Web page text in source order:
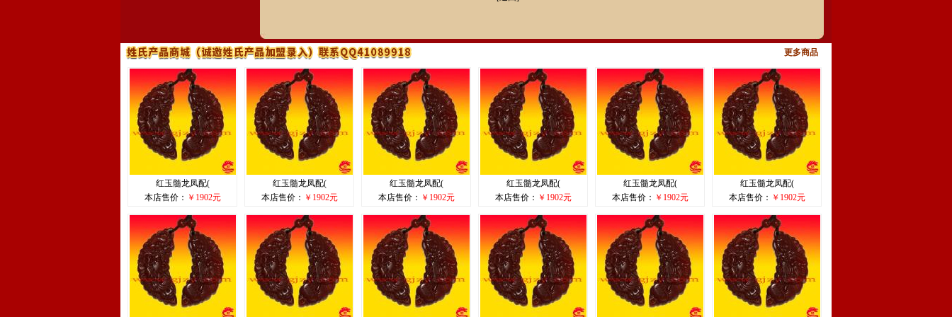
更多商品
红玉髓龙凤配(
本店售价： ￥1902元
红玉髓龙凤配(
本店售价： ￥1902元
红玉髓龙凤配(
本店售价： ￥1902元
红玉髓龙凤配(
本店售价： ￥1902元
红玉髓龙凤配(
本店售价： ￥1902元
红玉髓龙凤配(
本店售价： ￥1902元